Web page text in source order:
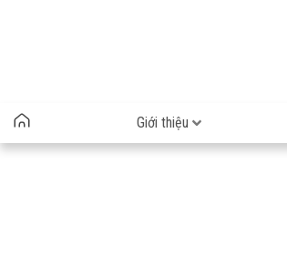
Giới thiệu